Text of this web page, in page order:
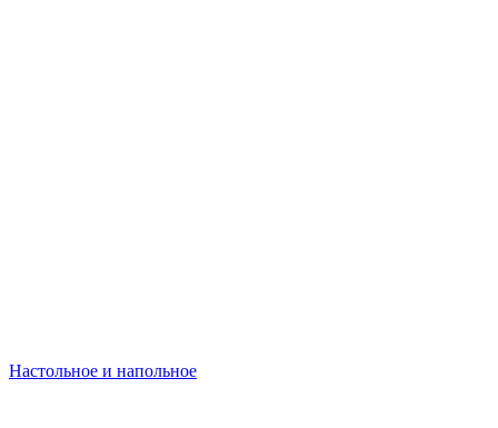
Настольное и напольное